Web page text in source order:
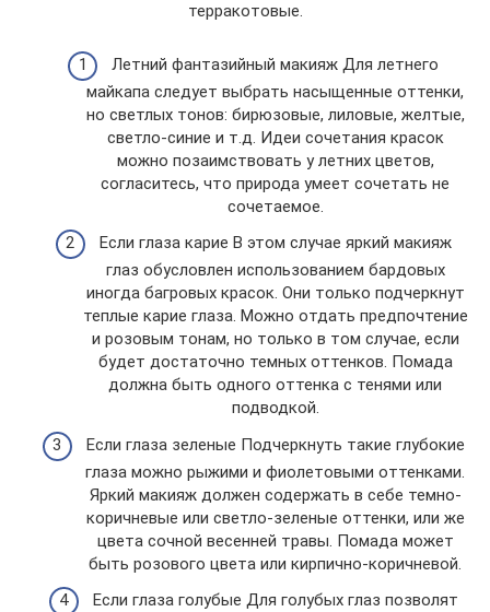
терракотовые.
Летний фантазийный макияж Для летнего
майкапа следует выбрать насыщенные оттенки,
но светлых тонов: бирюзовые, лиловые, желтые,
светло-синие и т.д. Идеи сочетания красок
можно позаимствовать у летних цветов,
согласитесь, что природа умеет сочетать не
сочетаемое.
Если глаза карие В этом случае яркий макияж
глаз обусловлен использованием бардовых
иногда багровых красок. Они только подчеркнут
теплые карие глаза. Можно отдать предпочтение
и розовым тонам, но только в том случае, если
будет достаточно темных оттенков. Помада
должна быть одного оттенка с тенями или
подводкой.
Если глаза зеленые Подчеркнуть такие глубокие
глаза можно рыжими и фиолетовыми оттенками.
Яркий макияж должен содержать в себе темно-
коричневые или светло-зеленые оттенки, или же
цвета сочной весенней травы. Помада может
быть розового цвета или кирпично-коричневой.
Если глаза голубые Для голубых глаз позволят